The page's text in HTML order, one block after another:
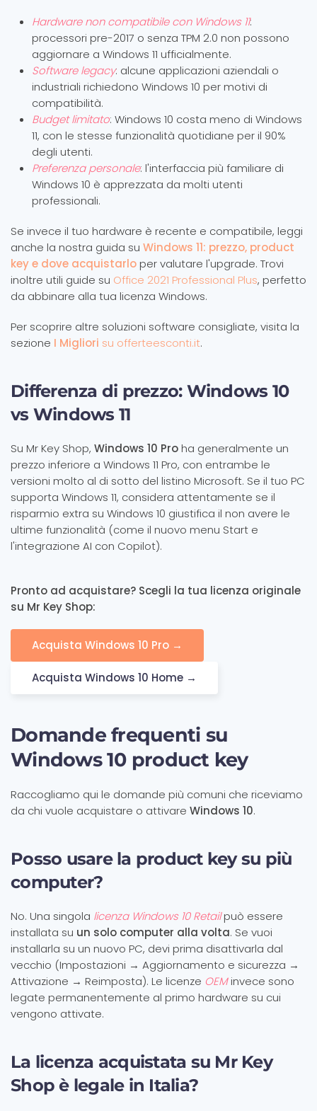
Hardware non compatibile con Windows 11:
processori pre-2017 o senza TPM 2.0 non possono
aggiornare a Windows 11 ufficialmente.
Software legacy: alcune applicazioni aziendali o
industriali richiedono Windows 10 per motivi di
compatibilità.
Budget limitato: Windows 10 costa meno di Windows
11, con le stesse funzionalità quotidiane per il 90%
degli utenti.
Preferenza personale: l'interfaccia più familiare di
Windows 10 è apprezzata da molti utenti
professionali.
Se invece il tuo hardware è recente e compatibile, leggi
anche la nostra guida su Windows 11: prezzo, product
key e dove acquistarloper valutare l'upgrade. Trovi
inoltre utili guide su Office 2021 Professional Plus, perfetto
da abbinare alla tua licenza Windows.
Per scoprire altre soluzioni software consigliate, visita la
sezione I Migliori su offerteesconti.it.
Differenza di prezzo: Windows 10
vs Windows 11
Su Mr Key Shop, Windows 10 Proha generalmente un
prezzo inferiore a Windows 11 Pro, con entrambe le
versioni molto al di sotto del listino Microsoft. Se il tuo PC
supporta Windows 11, considera attentamente se il
risparmio extra su Windows 10 giustifica il non avere le
ultime funzionalità (come il nuovo menu Start e
l'integrazione AI con Copilot).
Pronto ad acquistare? Scegli la tua licenza originale
su Mr Key Shop:
Acquista Windows 10 Pro →
Acquista Windows 10 Home →
Domande frequenti su
Windows 10 product key
Raccogliamo qui le domande più comuni che riceviamo
da chi vuole acquistare o attivare Windows 10.
Posso usare la product key su più
computer?
No. Una singola licenza Windows 10 Retailpuò essere
installata su un solo computer alla volta. Se vuoi
installarla su un nuovo PC, devi prima disattivarla dal
vecchio (Impostazioni → Aggiornamento e sicurezza →
Attivazione → Reimposta). Le licenze OEMinvece sono
legate permanentemente al primo hardware su cui
vengono attivate.
La licenza acquistata su Mr Key
Shop è legale in Italia?